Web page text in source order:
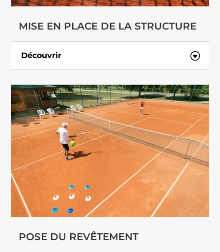
MISE EN PLACE DE LA STRUCTURE
Découvrir
POSE DU REVÊTEMENT